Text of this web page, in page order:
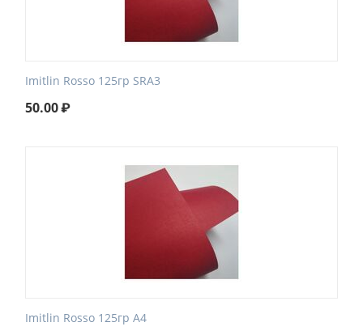
Imitlin Rosso 125гр SRA3
50.00₽
Imitlin Rosso 125гр А4